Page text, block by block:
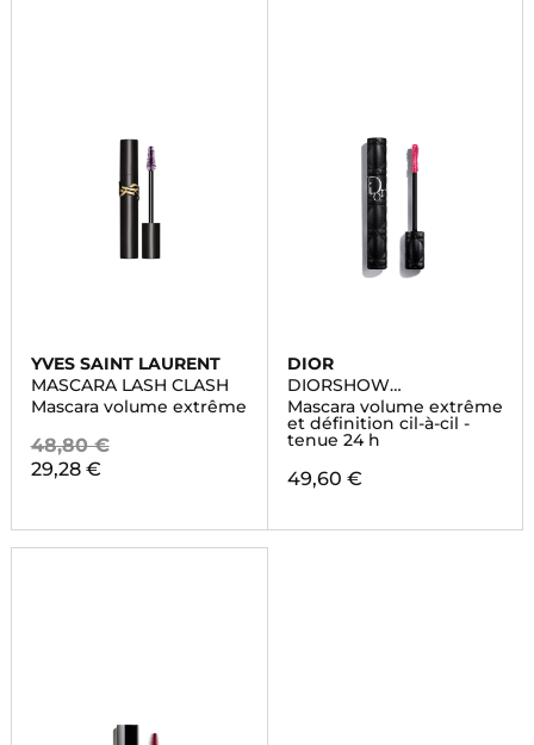
YVES SAINT LAURENT
MASCARA LASH CLASH
Mascara volume extrême
48,80 €
29,28 €
DIOR
DIORSHOW
OVERVOLUME
Mascara volume extrême
et définition cil-à-cil -
tenue 24 h
49,60 €